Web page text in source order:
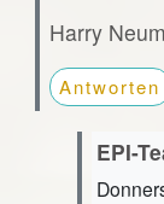
Harry
Antworten
EPI-